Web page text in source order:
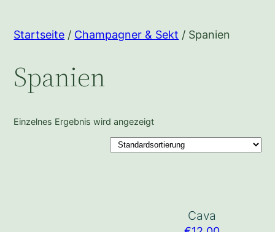
Startseite / Champagner & Sekt / Spanien
Spanien
Einzelnes Ergebnis wird angezeigt
Cava